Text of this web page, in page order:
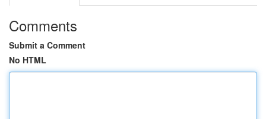
Comments
Submit a Comment
No HTML